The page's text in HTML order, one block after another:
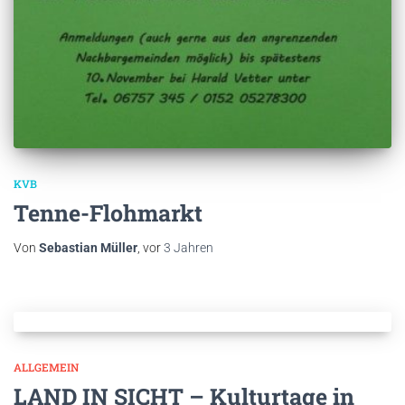
KVB
Tenne-Flohmarkt
Von Sebastian Müller, vor3 Jahren
ALLGEMEIN
LAND IN SICHT – Kulturtage in